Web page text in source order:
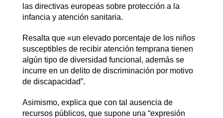
las directivas europeas sobre protección a la
infancia y atención sanitaria.
Resalta que «un elevado porcentaje de los niños
susceptibles de recibir atención temprana tienen
algún tipo de diversidad funcional, además se
incurre en un delito de discriminación por motivo
de discapacidad”.
Asimismo, explica que con tal ausencia de
recursos públicos, que supone una “expresión